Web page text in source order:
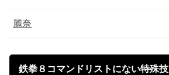
麗奈
鉄拳８コマンドリストにない特殊技